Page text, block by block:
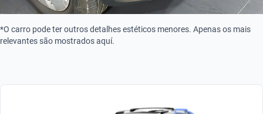
*O carro pode ter outros detalhes estéticos menores. Apenas os mais
relevantes são mostrados aquí.